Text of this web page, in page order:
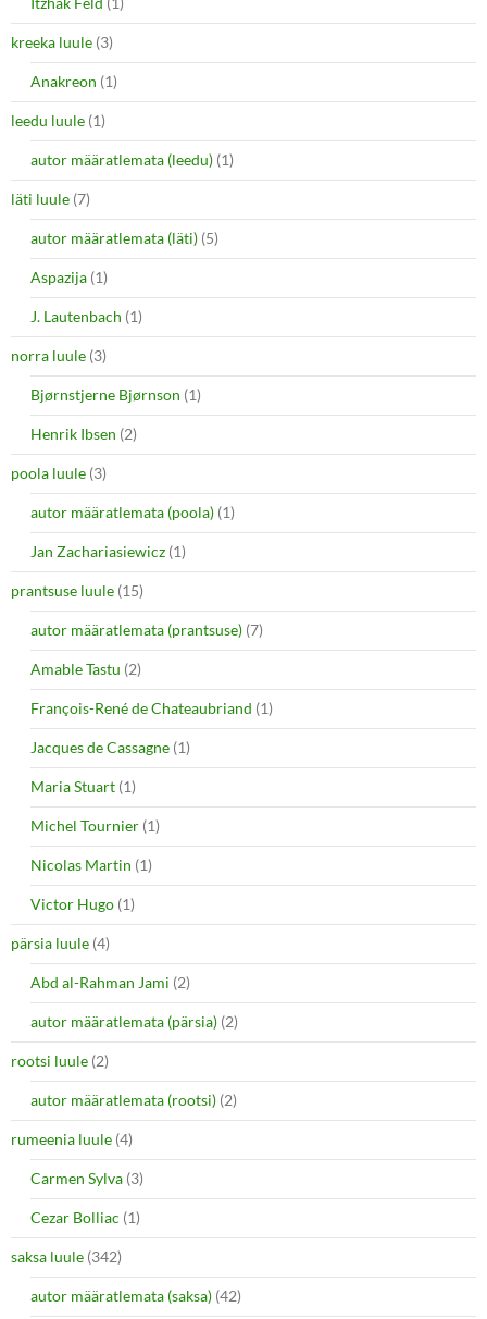
kreeka luule (3)
Anakreon (1)
leedu luule (1)
autor määratlemata (leedu) (1)
läti luule (7)
autor määratlemata (läti) (5)
Aspazija (1)
J. Lautenbach (1)
norra luule (3)
Bjørnstjerne Bjørnson (1)
Henrik Ibsen (2)
poola luule (3)
autor määratlemata (poola) (1)
Jan Zachariasiewicz (1)
prantsuse luule (15)
autor määratlemata (prantsuse) (7)
Amable Tastu (2)
François-René de Chateaubriand (1)
Jacques de Cassagne (1)
Maria Stuart (1)
Michel Tournier (1)
Nicolas Martin (1)
Victor Hugo (1)
pärsia luule (4)
Abd al-Rahman Jami (2)
autor määratlemata (pärsia) (2)
rootsi luule (2)
autor määratlemata (rootsi) (2)
rumeenia luule (4)
Carmen Sylva (3)
Cezar Bolliac (1)
saksa luule (342)
autor määratlemata (saksa) (42)